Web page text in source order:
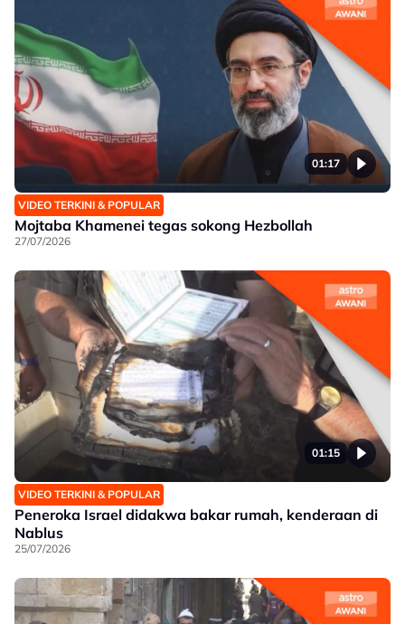
01:17
VIDEO TERKINI & POPULAR
Mojtaba Khamenei tegas sokong Hezbollah
27/07/2026
01:15
VIDEO TERKINI & POPULAR
Peneroka Israel didakwa bakar rumah, kenderaan di
Nablus
25/07/2026